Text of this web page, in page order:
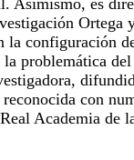
Asimismo, es
Ortega
la configuración
problemática del
con
Academia de